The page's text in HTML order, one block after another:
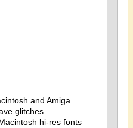
and Amiga
glitches
hi-res fonts